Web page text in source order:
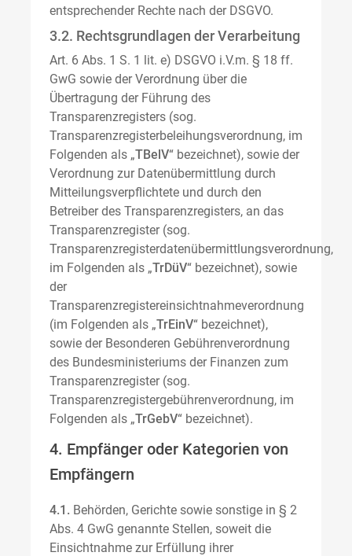
entsprechender Rechte nach der DSGVO.
3.2. Rechtsgrundlagen der Verarbeitung
Art. 6 Abs. 1 S. 1 lit. e) DSGVO i.V.m. § 18 ff.
GwG sowie der Verordnung über die
Übertragung der Führung des
Transparenzregisters (sog.
Transparenzregisterbeleihungsverordnung, im
Folgenden als „TBelV“ bezeichnet), sowie der
Verordnung zur Datenübermittlung durch
Mitteilungsverpflichtete und durch den
Betreiber des Transparenzregisters, an das
Transparenzregister (sog.
Transparenzregisterdatenübermittlungsverordnung,
im Folgenden als „TrDüV“ bezeichnet), sowie
der
Transparenzregistereinsichtnahmeverordnung
(im Folgenden als „TrEinV“ bezeichnet),
sowie der Besonderen Gebührenverordnung
des Bundesministeriums der Finanzen zum
Transparenzregister (sog.
Transparenzregistergebührenverordnung, im
Folgenden als „TrGebV“ bezeichnet).
4. Empfänger oder Kategorien von
Empfängern
4.1. Behörden, Gerichte sowie sonstige in § 2
Abs. 4 GwG genannte Stellen, soweit die
Einsichtnahme zur Erfüllung ihrer